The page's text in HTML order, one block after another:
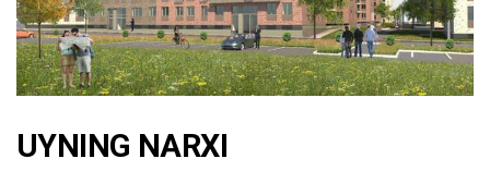
UYNING NARXI